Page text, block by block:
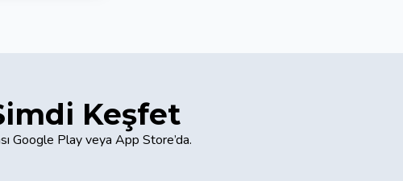
Keşfet
Google Play veya App Store’da.